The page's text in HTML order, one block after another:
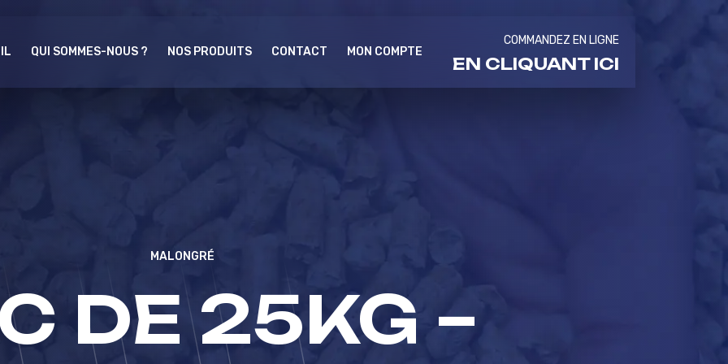
QUI SOMMES-NOUS ? NOS PRODUITS CONTACT MON COMPTE
COMMANDEZ EN LIGNE
EN CLIQUANT ICI
MALONGRÉ
DE 25KG –